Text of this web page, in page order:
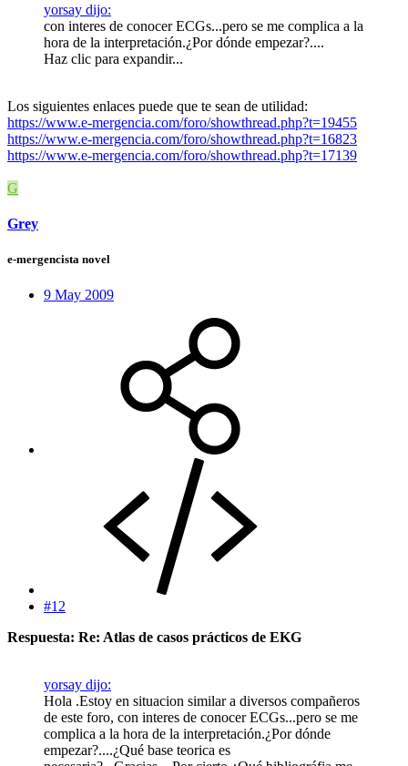
yorsay dijo:
con interes de conocer ECGs...pero se me complica a la
hora de la interpretación.¿Por dónde empezar?....
Haz clic para expandir...
Los siguientes enlaces puede que te sean de utilidad:
https://www.e-mergencia.com/foro/showthread.php?t=19455
https://www.e-mergencia.com/foro/showthread.php?t=16823
https://www.e-mergencia.com/foro/showthread.php?t=17139
G
Grey
e-mergencista novel
9 May 2009
#12
Respuesta: Re: Atlas de casos prácticos de EKG
yorsay dijo:
Hola .Estoy en situacion similar a diversos compañeros
de este foro, con interes de conocer ECGs...pero se me
complica a la hora de la interpretación.¿Por dónde
empezar?....¿Qué base teorica es